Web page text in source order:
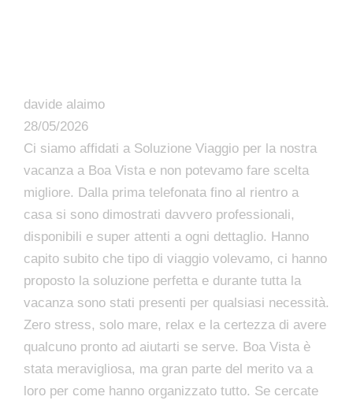
davide alaimo
28/05/2026
Ci siamo affidati a Soluzione Viaggio per la nostra
vacanza a Boa Vista e non potevamo fare scelta
migliore. Dalla prima telefonata fino al rientro a
casa si sono dimostrati davvero professionali,
disponibili e super attenti a ogni dettaglio. Hanno
capito subito che tipo di viaggio volevamo, ci hanno
proposto la soluzione perfetta e durante tutta la
vacanza sono stati presenti per qualsiasi necessità.
Zero stress, solo mare, relax e la certezza di avere
qualcuno pronto ad aiutarti se serve. Boa Vista è
stata meravigliosa, ma gran parte del merito va a
loro per come hanno organizzato tutto. Se cercate